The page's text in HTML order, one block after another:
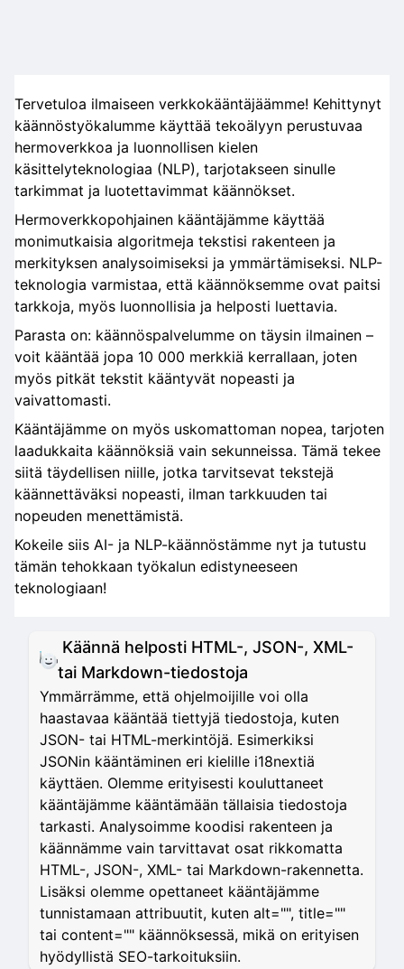
Tervetuloa ilmaiseen verkkokääntäjäämme! Kehittynyt
käännöstyökalumme käyttää tekoälyyn perustuvaa
hermoverkkoa ja luonnollisen kielen
käsittelyteknologiaa (NLP), tarjotakseen sinulle
tarkimmat ja luotettavimmat käännökset.
Hermoverkkopohjainen kääntäjämme käyttää
monimutkaisia algoritmeja tekstisi rakenteen ja
merkityksen analysoimiseksi ja ymmärtämiseksi. NLP-
teknologia varmistaa, että käännöksemme ovat paitsi
tarkkoja, myös luonnollisia ja helposti luettavia.
Parasta on: käännöspalvelumme on täysin ilmainen –
voit kääntää jopa 10 000 merkkiä kerrallaan, joten
myös pitkät tekstit kääntyvät nopeasti ja
vaivattomasti.
Kääntäjämme on myös uskomattoman nopea, tarjoten
laadukkaita käännöksiä vain sekunneissa. Tämä tekee
siitä täydellisen niille, jotka tarvitsevat tekstejä
käännettäväksi nopeasti, ilman tarkkuuden tai
nopeuden menettämistä.
Kokeile siis AI- ja NLP-käännöstämme nyt ja tutustu
tämän tehokkaan työkalun edistyneeseen
teknologiaan!
Käännä helposti HTML-, JSON-, XML-
tai Markdown-tiedostoja
Ymmärrämme, että ohjelmoijille voi olla
haastavaa kääntää tiettyjä tiedostoja, kuten
JSON- tai HTML-merkintöjä. Esimerkiksi
JSONin kääntäminen eri kielille i18nextiä
käyttäen. Olemme erityisesti kouluttaneet
kääntäjämme kääntämään tällaisia tiedostoja
tarkasti. Analysoimme koodisi rakenteen ja
käännämme vain tarvittavat osat rikkomatta
HTML-, JSON-, XML- tai Markdown-rakennetta.
Lisäksi olemme opettaneet kääntäjämme
tunnistamaan attribuutit, kuten alt="", title=""
tai content="" käännöksessä, mikä on erityisen
hyödyllistä SEO-tarkoituksiin.